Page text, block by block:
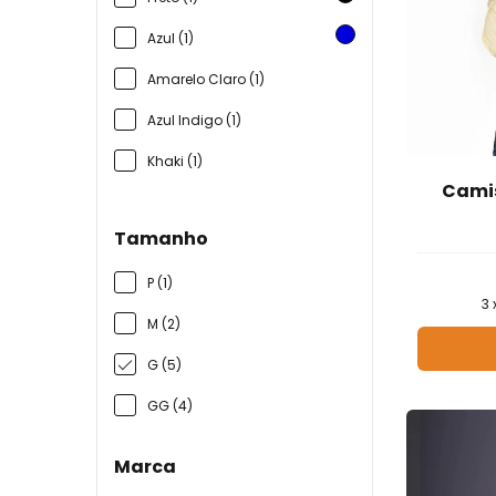
Azul (1)
Amarelo Claro (1)
Azul Indigo (1)
Khaki (1)
Tamanho
P (1)
M (2)
G (5)
GG (4)
Marca
3